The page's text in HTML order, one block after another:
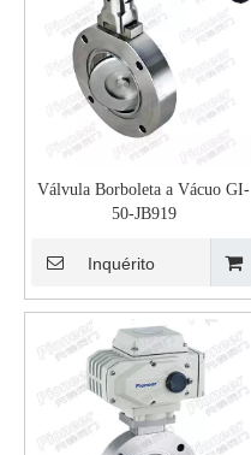
Válvula Borboleta a Vácuo GI-
50-JB919
Inquérito